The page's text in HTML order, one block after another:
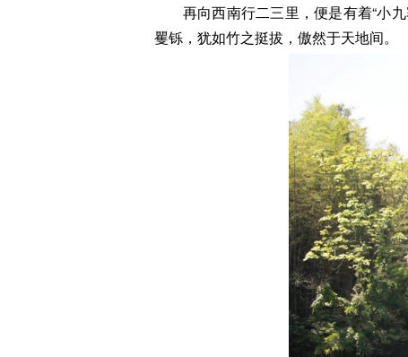
再向西南行二三里，便是有着“小
矍铄，犹如竹之挺拔，傲然于天地间。